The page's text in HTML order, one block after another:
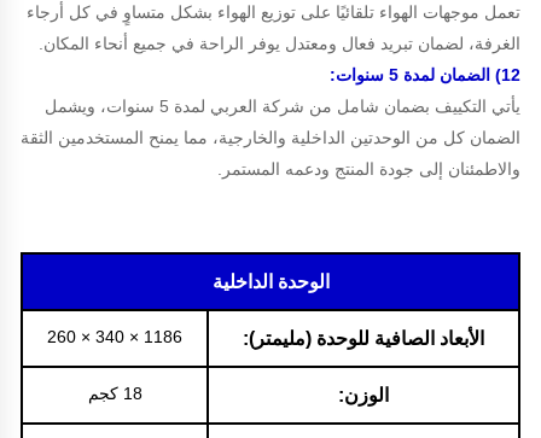
تعمل موجهات الهواء تلقائيًا على توزيع الهواء بشكل متساوٍ في كل أرجاء
الغرفة، لضمان تبريد فعال ومعتدل يوفر الراحة في جميع أنحاء المكان.
12) الضمان لمدة 5 سنوات:
يأتي التكييف بضمان شامل من شركة العربي لمدة 5 سنوات، ويشمل
الضمان كل من الوحدتين الداخلية والخارجية، مما يمنح المستخدمين الثقة
والاطمئنان إلى جودة المنتج ودعمه المستمر.
الوحدة الداخلية
الأبعاد الصافية للوحدة (مليمتر): 1186 × 340 × 260
الوزن: 18 كجم